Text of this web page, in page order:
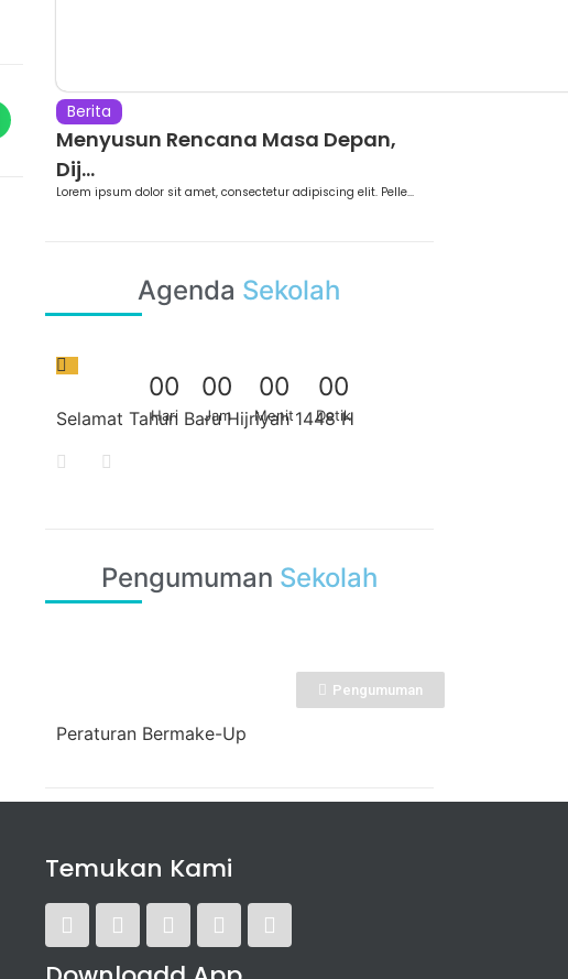
Berita
Menyusun Rencana Masa Depan,
Dij...
Lorem ipsum dolor sit amet, consectetur adipiscing elit. Pelle...
Agenda Sekolah
Selamat Tahun Baru Hijriyah 1448 H
00
Hari
00
Jam
00
Menit
00
Detik
Pengumuman Sekolah
Pengumuman
Peraturan Bermake-Up
Temukan Kami